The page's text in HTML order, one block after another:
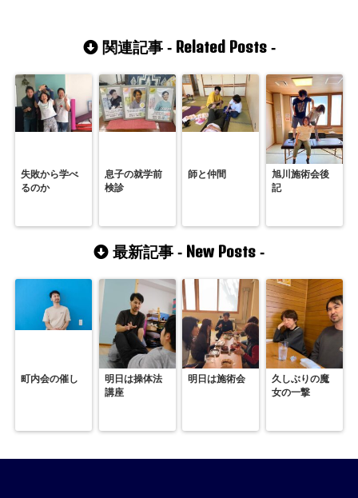
関連記事 - Related Posts-
失敗から学べ
るのか
息子の就学前
検診
師と仲間
旭川施術会後
記
最新記事 - New Posts -
町内会の催し
明日は操体法
講座
明日は施術会
久しぶりの魔
女の一撃